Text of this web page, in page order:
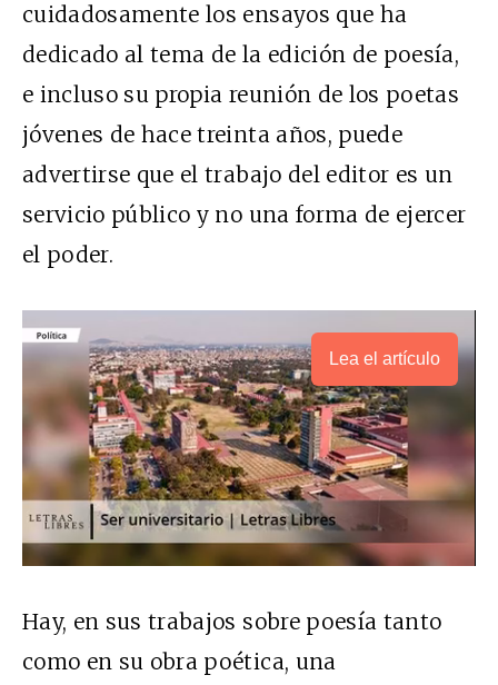
cuidadosamente los ensayos que ha
dedicado al tema de la edición de poesía,
e incluso su propia reunión de los poetas
jóvenes de hace treinta años, puede
advertirse que el trabajo del editor es un
servicio público y no una forma de ejercer
el poder.
Lea el artículo
Hay, en sus trabajos sobre poesía tanto
como en su obra poética, una